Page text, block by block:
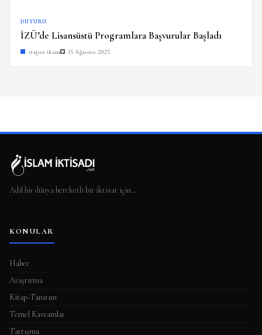
DUYURU
İZÜ’de Lisansüstü Programlara Başvurular Başladı
stajyer ikam 15 Ağustos 2025
Adil bir dünya bereketli bir iktisat için…
KONULAR
Haber
Araştırma
Kitap-Tanıtım
Temel Kavramlar
Tartışma